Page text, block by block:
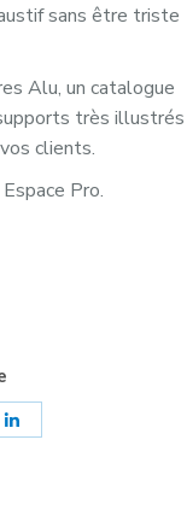
sans être triste
Alu, un catalogue
très illustrés
clients.
Pro.